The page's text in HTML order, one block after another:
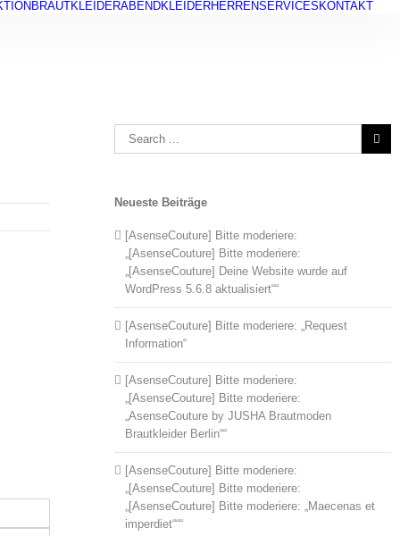
BRAUTKLEIDERABENDKLEIDERHERRENSERVICES KONTAKT
Search
for:
Neueste Beiträge
[AsenseCouture] Bitte moderiere:
„[AsenseCouture] Bitte moderiere:
„[AsenseCouture] Deine Website wurde auf
WordPress 5.6.8 aktualisiert““
[AsenseCouture] Bitte moderiere: „Request
Information“
[AsenseCouture] Bitte moderiere:
„[AsenseCouture] Bitte moderiere:
„AsenseCouture by JUSHA Brautmoden
Brautkleider Berlin““
[AsenseCouture] Bitte moderiere:
„[AsenseCouture] Bitte moderiere:
„[AsenseCouture] Bitte moderiere: „Maecenas et
imperdiet“““